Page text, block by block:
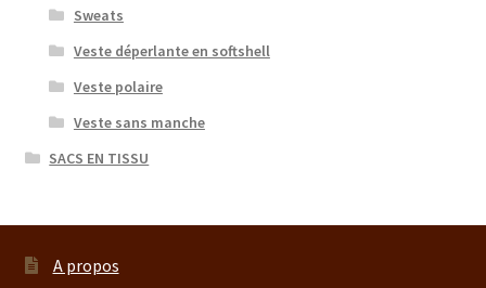
Sweats
Veste déperlante en softshell
Veste polaire
Veste sans manche
SACS EN TISSU
A propos